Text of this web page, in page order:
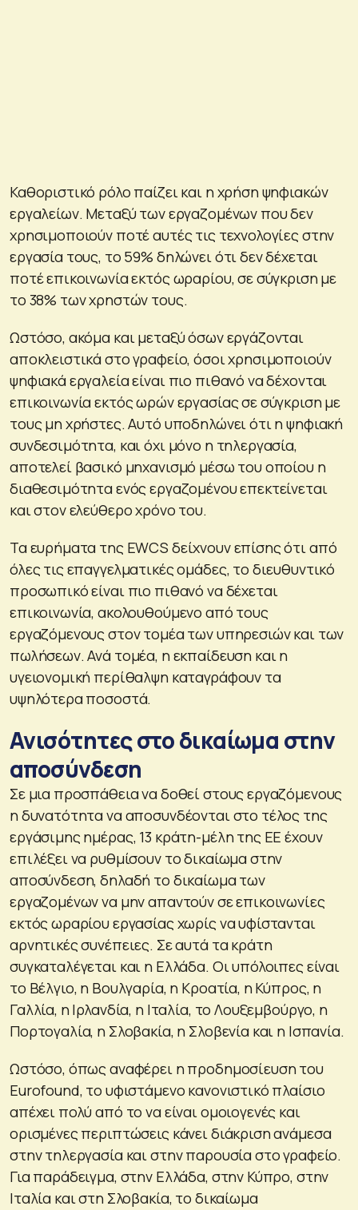
Καθοριστικό ρόλο παίζει και η χρήση ψηφιακών
εργαλείων. Μεταξύ των εργαζομένων που δεν
χρησιμοποιούν ποτέ αυτές τις τεχνολογίες στην
εργασία τους, το 59% δηλώνει ότι δεν δέχεται
ποτέ επικοινωνία εκτός ωραρίου, σε σύγκριση με
το 38% των χρηστών τους.
Ωστόσο, ακόμα και μεταξύ όσων εργάζονται
αποκλειστικά στο γραφείο, όσοι χρησιμοποιούν
ψηφιακά εργαλεία είναι πιο πιθανό να δέχονται
επικοινωνία εκτός ωρών εργασίας σε σύγκριση με
τους μη χρήστες. Αυτό υποδηλώνει ότι η ψηφιακή
συνδεσιμότητα, και όχι μόνο η τηλεργασία,
αποτελεί βασικό μηχανισμό μέσω του οποίου η
διαθεσιμότητα ενός εργαζομένου επεκτείνεται
και στον ελεύθερο χρόνο του.
Τα ευρήματα της EWCS δείχνουν επίσης ότι από
όλες τις επαγγελματικές ομάδες, το διευθυντικό
προσωπικό είναι πιο πιθανό να δέχεται
επικοινωνία, ακολουθούμενο από τους
εργαζόμενους στον τομέα των υπηρεσιών και των
πωλήσεων. Ανά τομέα, η εκπαίδευση και η
υγειονομική περίθαλψη καταγράφουν τα
υψηλότερα ποσοστά.
Ανισότητες στο δικαίωμα στην
αποσύνδεση
Σε μια προσπάθεια να δοθεί στους εργαζόμενους
η δυνατότητα να αποσυνδέονται στο τέλος της
εργάσιμης ημέρας, 13 κράτη-μέλη της ΕΕ έχουν
επιλέξει να ρυθμίσουν το δικαίωμα στην
αποσύνδεση, δηλαδή το δικαίωμα των
εργαζομένων να μην απαντούν σε επικοινωνίες
εκτός ωραρίου εργασίας χωρίς να υφίστανται
αρνητικές συνέπειες. Σε αυτά τα κράτη
συγκαταλέγεται και η Ελλάδα. Οι υπόλοιπες είναι
το Βέλγιο, η Βουλγαρία, η Κροατία, η Κύπρος, η
Γαλλία, η Ιρλανδία, η Ιταλία, το Λουξεμβούργο, η
Πορτογαλία, η Σλοβακία, η Σλοβενία και η Ισπανία.
Ωστόσο, όπως αναφέρει η προδημοσίευση του
Eurofound, το υφιστάμενο κανονιστικό πλαίσιο
απέχει πολύ από το να είναι ομοιογενές και
ορισμένες περιπτώσεις κάνει διάκριση ανάμεσα
στην τηλεργασία και στην παρουσία στο γραφείο.
Για παράδειγμα, στην Ελλάδα, στην Κύπρο, στην
Ιταλία και στη Σλοβακία, το δικαίωμα